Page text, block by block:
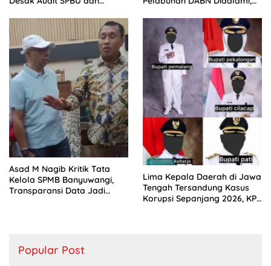
Asad M Nagib Kritik Tata
Kelola SPMB Banyuwangi,
Transparansi Data Jadi
Lima Kepala Daerah di Jawa
Tengah Tersandung Kasus
Korupsi Sepanjang 2026, KPK
Popular Post